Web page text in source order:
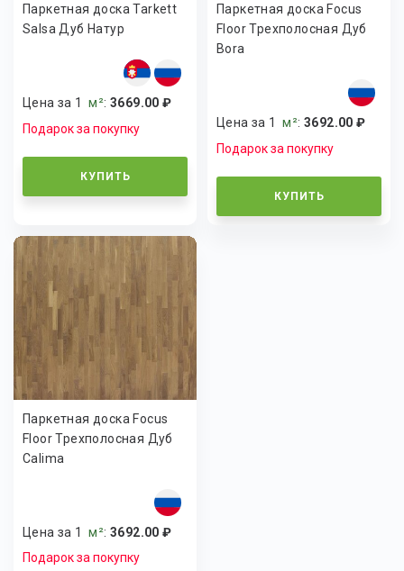
Паркетная доска Tarkett
Salsa Дуб Натур
Цена за 1м²:3669.00 ₽
Подарок за покупку
КУПИТЬ
Паркетная доска Focus
Floor Трехполосная Дуб
Bora
Цена за 1м²:3692.00 ₽
Подарок за покупку
КУПИТЬ
Паркетная доска Focus
Floor Трехполосная Дуб
Calima
Цена за 1м²:3692.00 ₽
Подарок за покупку